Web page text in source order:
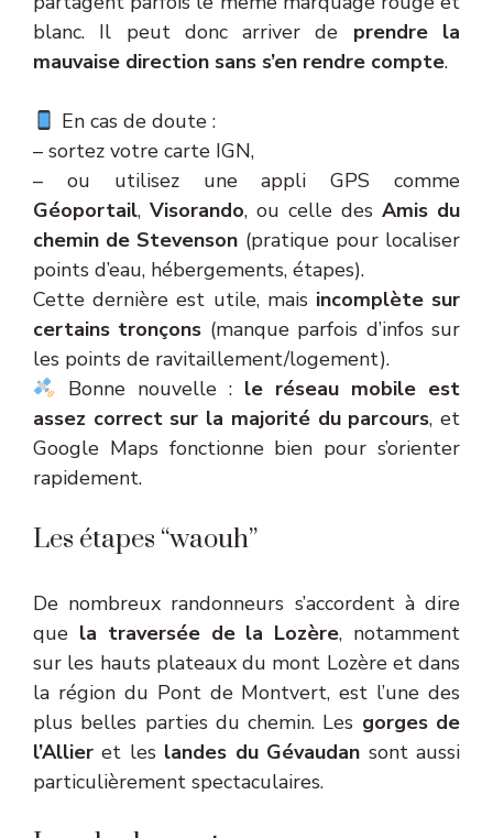
blanc. Il peut donc arriver de prendre la
mauvaise direction sans s’en rendre compte.
En cas de doute :
– sortez votre carte IGN,
– ou utilisez une appli GPS comme
Géoportail, Visorando, ou celle des Amis du
chemin de Stevenson (pratique pour localiser
points d’eau, hébergements, étapes).
Cette dernière est utile, mais incomplète sur
certains tronçons (manque parfois d’infos sur
les points de ravitaillement/logement).
Bonne nouvelle : le réseau mobile est
assez correct sur la majorité du parcours, et
Google Maps fonctionne bien pour s’orienter
rapidement.
Les étapes “waouh”
De nombreux randonneurs s’accordent à dire
que la traversée de la Lozère, notamment
sur les hauts plateaux du mont Lozère et dans
la région du Pont de Montvert, est l’une des
plus belles parties du chemin. Les gorges de
l’Allier et les landes du Gévaudan sont aussi
particulièrement spectaculaires.